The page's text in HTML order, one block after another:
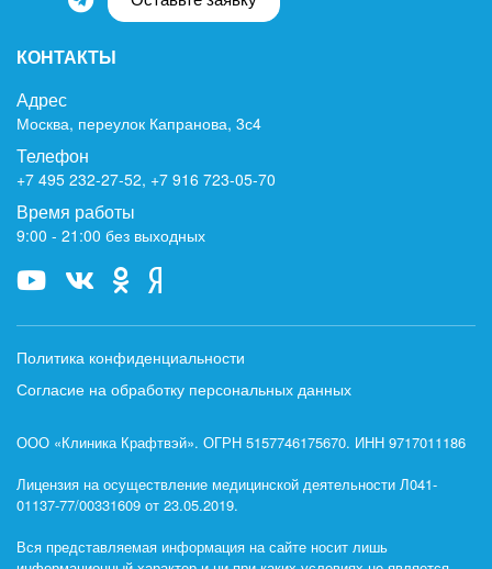
КОНТАКТЫ
Адрес
Москва, переулок Капранова, 3с4
Телефон
+7 495 232-27-52, +7 916 723-05-70
Время работы
9:00 - 21:00 без выходных
Политика конфиденциальности
Согласие на обработку персональных данных
ООО «Клиника Крафтвэй». ОГРН 5157746175670. ИНН 9717011186
Лицензия на осуществление медицинской деятельности Л041-
01137-77/00331609 от 23.05.2019.
Вся представляемая информация на сайте носит лишь